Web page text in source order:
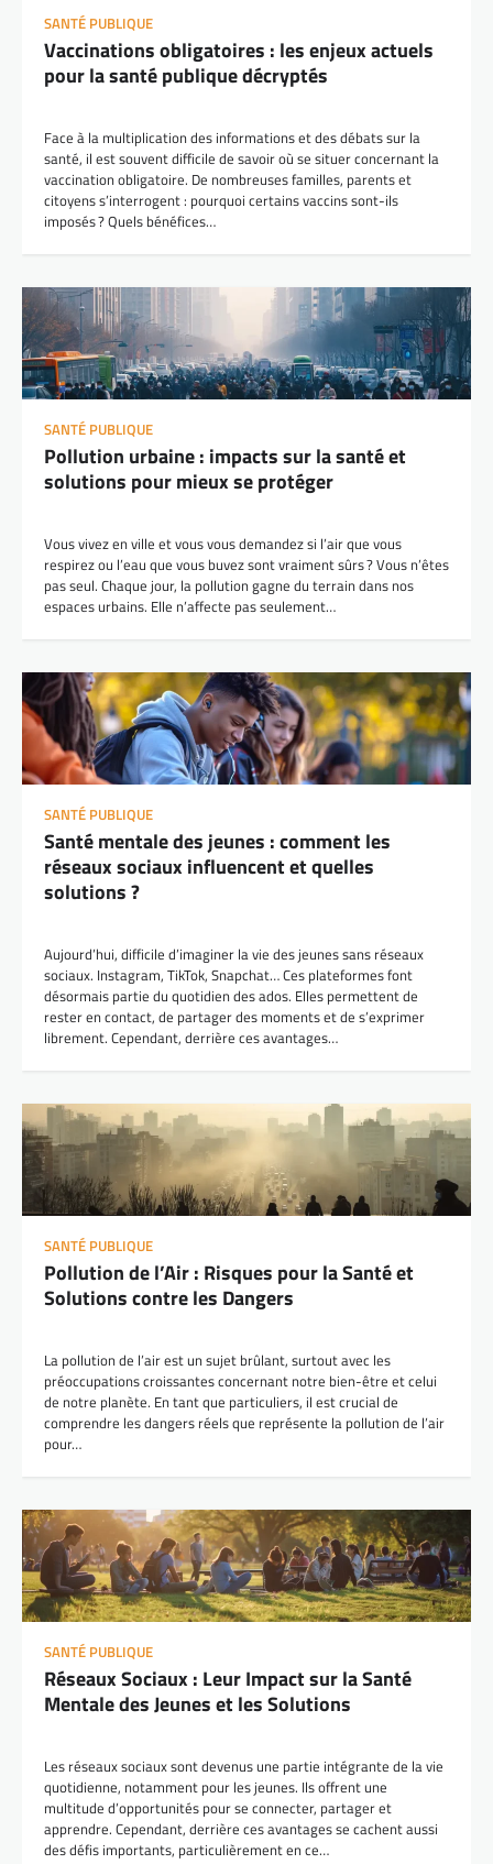
SANTÉ PUBLIQUE
Vaccinations obligatoires : les enjeux actuels
pour la santé publique décryptés
Face à la multiplication des informations et des débats sur la
santé, il est souvent difficile de savoir où se situer concernant la
vaccination obligatoire. De nombreuses familles, parents et
citoyens s’interrogent : pourquoi certains vaccins sont-ils
imposés ? Quels bénéfices…
SANTÉ PUBLIQUE
Pollution urbaine : impacts sur la santé et
solutions pour mieux se protéger
Vous vivez en ville et vous vous demandez si l’air que vous
respirez ou l’eau que vous buvez sont vraiment sûrs ? Vous n’êtes
pas seul. Chaque jour, la pollution gagne du terrain dans nos
espaces urbains. Elle n’affecte pas seulement…
SANTÉ PUBLIQUE
Santé mentale des jeunes : comment les
réseaux sociaux influencent et quelles
solutions ?
Aujourd’hui, difficile d’imaginer la vie des jeunes sans réseaux
sociaux. Instagram, TikTok, Snapchat… Ces plateformes font
désormais partie du quotidien des ados. Elles permettent de
rester en contact, de partager des moments et de s’exprimer
librement. Cependant, derrière ces avantages…
SANTÉ PUBLIQUE
Pollution de l’Air : Risques pour la Santé et
Solutions contre les Dangers
La pollution de l’air est un sujet brûlant, surtout avec les
préoccupations croissantes concernant notre bien-être et celui
de notre planète. En tant que particuliers, il est crucial de
comprendre les dangers réels que représente la pollution de l’air
pour…
SANTÉ PUBLIQUE
Réseaux Sociaux : Leur Impact sur la Santé
Mentale des Jeunes et les Solutions
Les réseaux sociaux sont devenus une partie intégrante de la vie
quotidienne, notamment pour les jeunes. Ils offrent une
multitude d’opportunités pour se connecter, partager et
apprendre. Cependant, derrière ces avantages se cachent aussi
des défis importants, particulièrement en ce…